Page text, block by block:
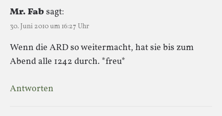
Mr. Fab sagt:
30. Juni 2010 um 16:27 Uhr
Wenn die ARD so weitermacht, hat sie bis zum
Abend alle 1242 durch. *freu*
Antworten